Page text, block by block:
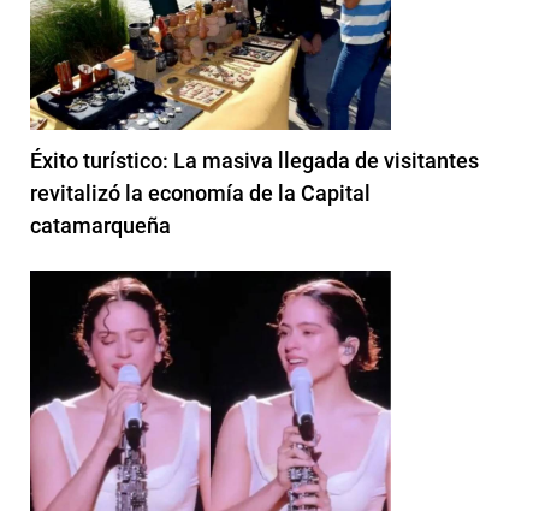
Éxito turístico: La masiva llegada de visitantes
revitalizó la economía de la Capital
catamarqueña